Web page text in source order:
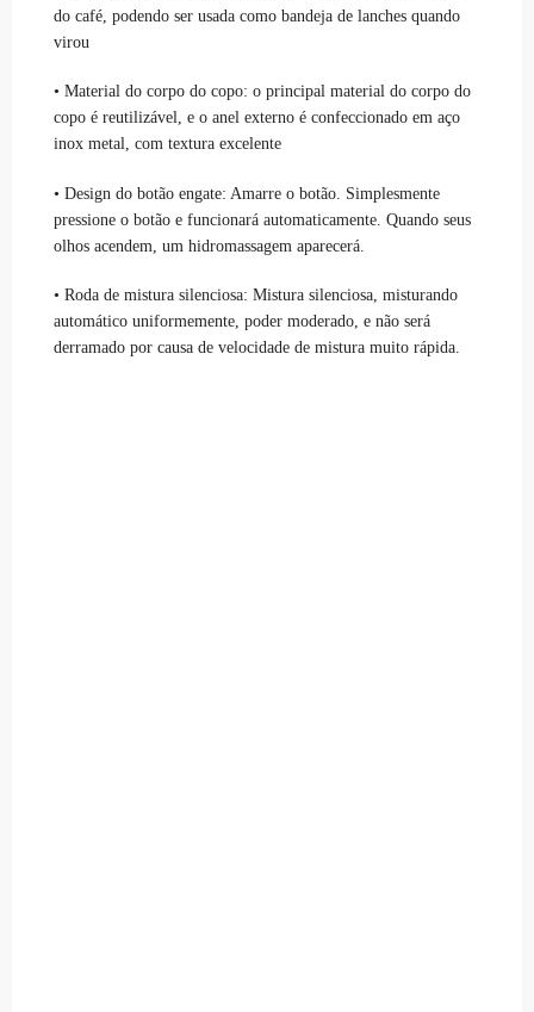
do café, podendo ser usada como bandeja de lanches quando
virou
• Material do corpo do copo: o principal material do corpo do
copo é reutilizável, e o anel externo é confeccionado em aço
inox metal, com textura excelente
• Design do botão engate: Amarre o botão. Simplesmente
pressione o botão e funcionará automaticamente. Quando seus
olhos acendem, um hidromassagem aparecerá.
• Roda de mistura silenciosa: Mistura silenciosa, misturando
automático uniformemente, poder moderado, e não será
derramado por causa de velocidade de mistura muito rápida.